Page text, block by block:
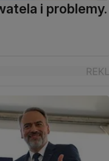
i problemy.